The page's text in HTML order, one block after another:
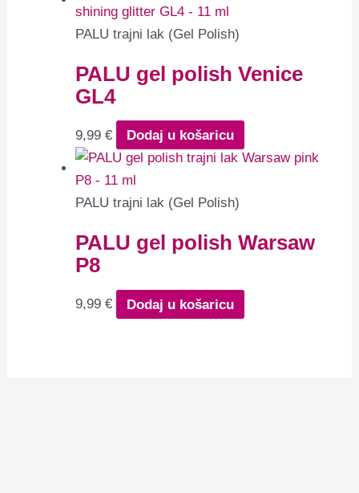
PALU trajni lak (Gel Polish)
PALU gel polish Venice
GL4
9,99€ Dodaj u košaricu
PALU trajni lak (Gel Polish)
PALU gel polish Warsaw
P8
9,99€ Dodaj u košaricu